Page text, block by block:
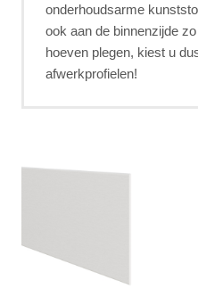
onderhoudsarme
ook aan de binnenzijde
hoeven plegen, kiest u
afwerkprofielen!